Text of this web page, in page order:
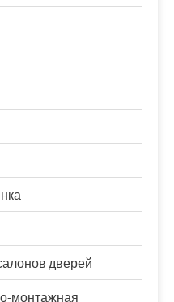
дверей
монтажная